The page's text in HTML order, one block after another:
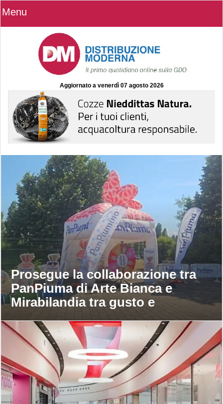
Menu
Aggiornato a venerdì 07 agosto 2026
Prosegue la collaborazione tra
PanPiuma di Arte Bianca e
Mirabilandia tra gusto e
divertimento